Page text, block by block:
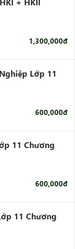
1,300,000đ
Lớp 11
600,000đ
11 Chương
600,000đ
11 Chương